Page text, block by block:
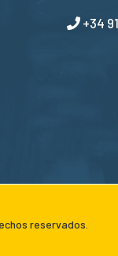
+34
reservados.